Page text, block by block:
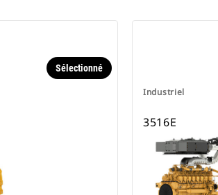
Sélectionné
Industriel
3516E